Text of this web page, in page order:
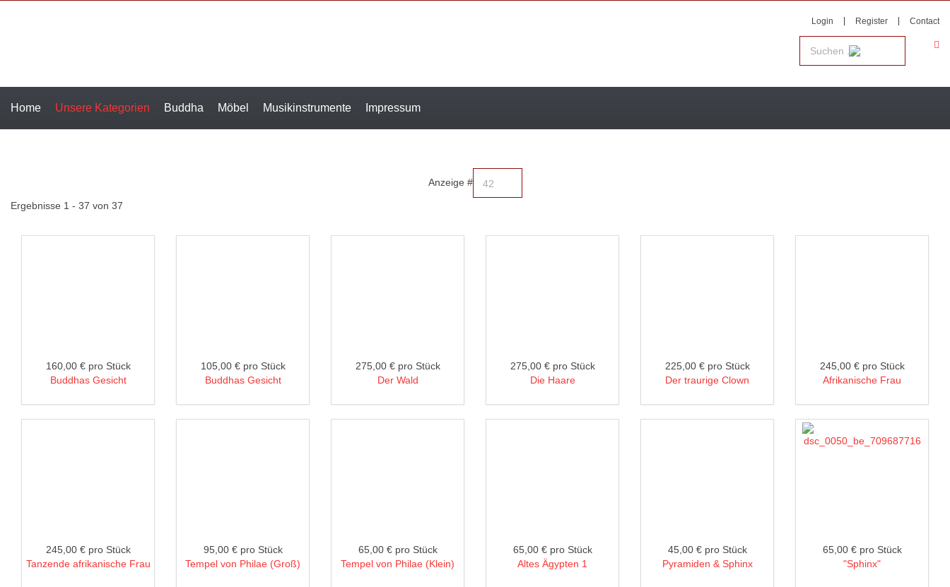
Login Register Contact
Home Unsere Kategorien Buddha Möbel Musikinstrumente Impressum
Anzeige #
42
Ergebnisse 1 - 37 von 37
160,00 € pro Stück
Buddhas Gesicht
105,00 € pro Stück
Buddhas Gesicht
275,00 € pro Stück
Der Wald
275,00 € pro Stück
Die Haare
225,00 € pro Stück
Der traurige Clown
245,00 € pro Stück
Afrikanische Frau
245,00 € pro Stück
Tanzende afrikanische Frau
95,00 € pro Stück
Tempel von Philae (Groß)
65,00 € pro Stück
Tempel von Philae (Klein)
65,00 € pro Stück
Altes Ägypten 1
45,00 € pro Stück
Pyramiden & Sphinx
65,00 € pro Stück
"Sphinx"